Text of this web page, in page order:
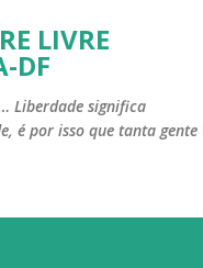
Pular para o conteúdo
LIVRE
DF
Liberdade significa
é por isso que tanta gente